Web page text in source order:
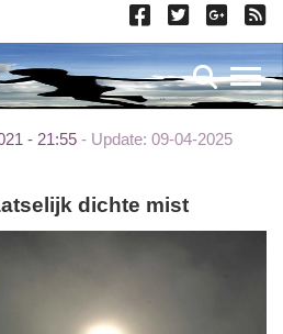
- 21:55
Update: 09-04-2025
dichte mist